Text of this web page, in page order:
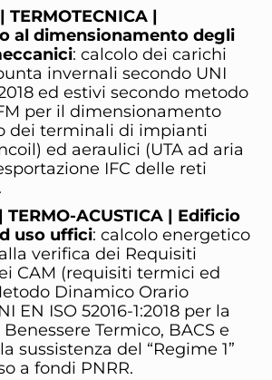
TERMOTECNICA |
al dimensionamento degli
: calcolo dei carichi
invernali secondo UNI
ed estivi secondo metodo
per il dimensionamento
dei terminali di impianti
ed aeraulici (UTA ad aria
IFC delle reti
TERMO-ACUSTICA | Edificio
uso uffici: calcolo energetico
verifica dei Requisiti
CAM (requisiti termici ed
Dinamico Orario
EN ISO 52016-1:2018 per la
Termico, BACS e
sussistenza del “Regime 1”
a fondi PNRR.